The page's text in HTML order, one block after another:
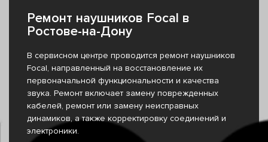
Ремонт наушников Focal в
Ростове-на-Дону
В сервисном центре проводится ремонт наушников
Focal, направленный на восстановление их
первоначальной функциональности и качества
звука. Ремонт включает замену поврежденных
кабелей, ремонт или замену неисправных
динамиков, а также корректировку соединений и
электроники.